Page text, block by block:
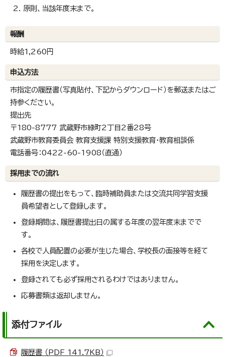
原則、当該年度末まで。
報酬
時給1,260円
申込方法
市指定の履歴書（写真貼付、下記からダウンロード）を郵送またはご
持参ください。
提出先
〒180-8777 武蔵野市緑町2丁目2番28号
武蔵野市教育委員会 教育支援課 特別支援教育・教育相談係
電話番号：0422-60-1908（直通）
採用までの流れ
履歴書の提出をもって、臨時補助員または交流共同学習支援
員希望者として登録します。
登録期間は、履歴書提出日の属する年度の翌年度末までで
す。
各校で人員配置の必要が生じた場合、学校長の面接等を経て
採用を決定します。
登録されても必ず採用されるわけではありません。
応募書類は返却しません。
添付ファイル
履歴書 （PDF 141.7KB）